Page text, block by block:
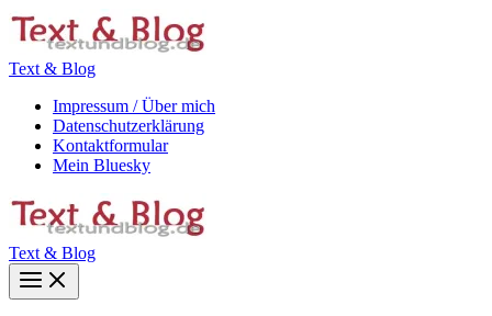
Zum
Inhalt
Text & Blog
Impressum / Über mich
Datenschutzerklärung
Kontaktformular
Mein Bluesky
Text & Blog
Main
Menu